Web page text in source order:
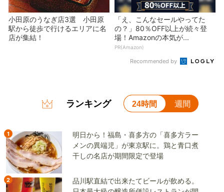
小田原のうなぎ店3選 小田原
駅から徒歩で行けるエリアに名
店が集結！
「え、こんなセールやってた
の？」80％OFF以上が続々登
場！Amazonの本気が...
PR(Amazon)
Recommended by
ランキング 24時間 週間
1
明日から！福島・喜多方の「喜多方ラー
メンの異端児」が東京駅に。鶏と青口煮
干しの名店が期間限定で登場
2
品川駅直結で出来たてビールが飲める。